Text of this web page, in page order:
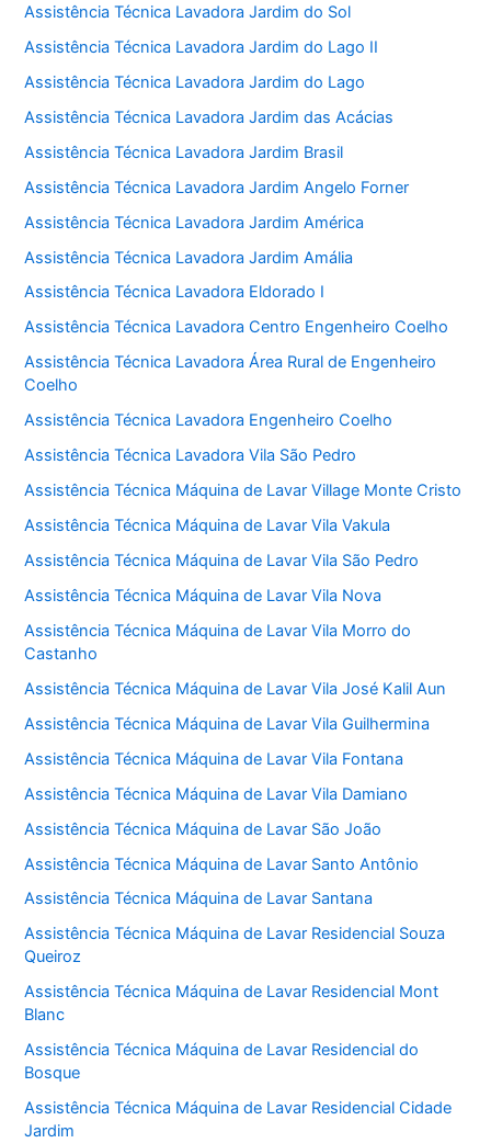
Assistência Técnica Lavadora Jardim do Sol
Assistência Técnica Lavadora Jardim do Lago II
Assistência Técnica Lavadora Jardim do Lago
Assistência Técnica Lavadora Jardim das Acácias
Assistência Técnica Lavadora Jardim Brasil
Assistência Técnica Lavadora Jardim Angelo Forner
Assistência Técnica Lavadora Jardim América
Assistência Técnica Lavadora Jardim Amália
Assistência Técnica Lavadora Eldorado I
Assistência Técnica Lavadora Centro Engenheiro Coelho
Assistência Técnica Lavadora Área Rural de Engenheiro
Coelho
Assistência Técnica Lavadora Engenheiro Coelho
Assistência Técnica Lavadora Vila São Pedro
Assistência Técnica Máquina de Lavar Village Monte Cristo
Assistência Técnica Máquina de Lavar Vila Vakula
Assistência Técnica Máquina de Lavar Vila São Pedro
Assistência Técnica Máquina de Lavar Vila Nova
Assistência Técnica Máquina de Lavar Vila Morro do
Castanho
Assistência Técnica Máquina de Lavar Vila José Kalil Aun
Assistência Técnica Máquina de Lavar Vila Guilhermina
Assistência Técnica Máquina de Lavar Vila Fontana
Assistência Técnica Máquina de Lavar Vila Damiano
Assistência Técnica Máquina de Lavar São João
Assistência Técnica Máquina de Lavar Santo Antônio
Assistência Técnica Máquina de Lavar Santana
Assistência Técnica Máquina de Lavar Residencial Souza
Queiroz
Assistência Técnica Máquina de Lavar Residencial Mont
Blanc
Assistência Técnica Máquina de Lavar Residencial do
Bosque
Assistência Técnica Máquina de Lavar Residencial Cidade
Jardim